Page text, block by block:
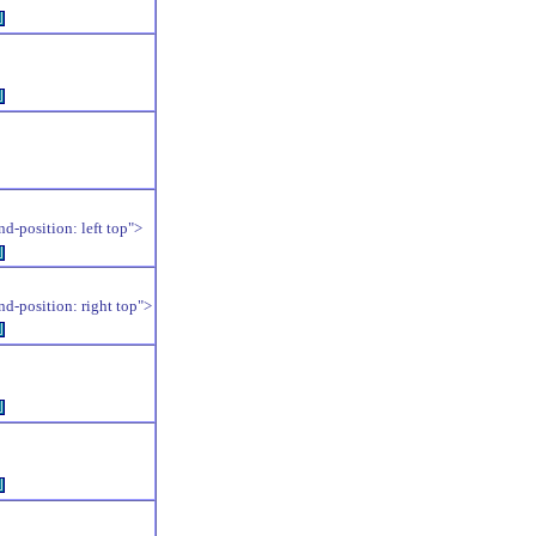
position: left top">
position: right top">